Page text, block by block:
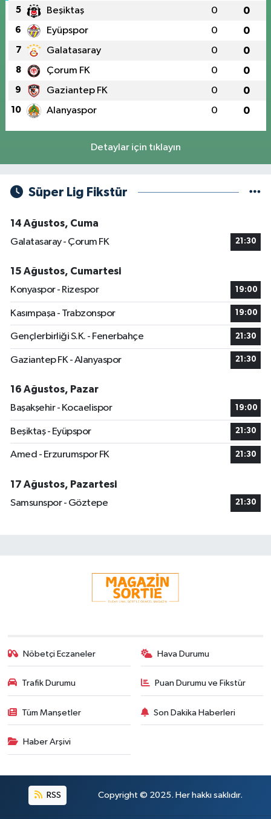
5 Beşiktaş 0 0
6 Eyüpspor 0 0
7 Galatasaray 0 0
8 Çorum FK 0 0
9 Gaziantep FK 0 0
10 Alanyaspor 0 0
Detaylar için tıklayın
Süper Lig Fikstür
14 Ağustos, Cuma
Galatasaray - Çorum FK
21:30
15 Ağustos, Cumartesi
Konyaspor - Rizespor
19:00
Kasımpaşa - Trabzonspor 19:00
Gençlerbirliği S.K. - Fenerbahçe 21:30
Gaziantep FK - Alanyaspor 21:30
16 Ağustos, Pazar
Başakşehir - Kocaelispor
19:00
Beşiktaş - Eyüpspor 21:30
Amed - Erzurumspor FK 21:30
17 Ağustos, Pazartesi
Samsunspor - Göztepe
21:30
Nöbetçi Eczaneler Hava Durumu
Trafik Durumu Puan Durumu ve Fikstür
Tüm Manşetler Son Dakika Haberleri
Haber Arşivi
RSS Copyright © 2025. Her hakkı saklıdır.